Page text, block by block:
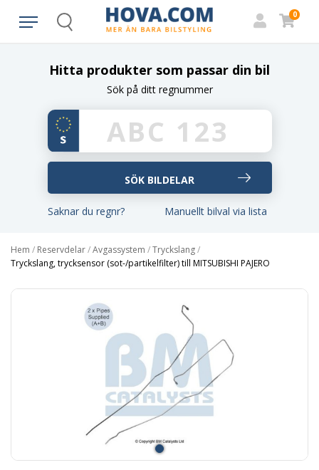
Search
0
Hitta produkter som passar din bil
Sök på ditt regnummer
Saknar du regnr? Manuellt bilval via lista
Hem / Reservdelar/Avgassystem /Tryckslang/
Tryckslang, trycksensor (sot-/partikelfilter) till MITSUBISHI PAJERO